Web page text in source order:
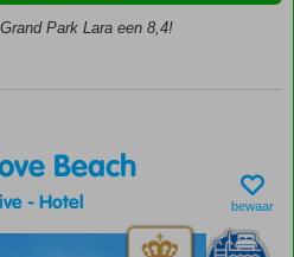
Park Lara een 8,4!
Beach
-Hotel bewaar